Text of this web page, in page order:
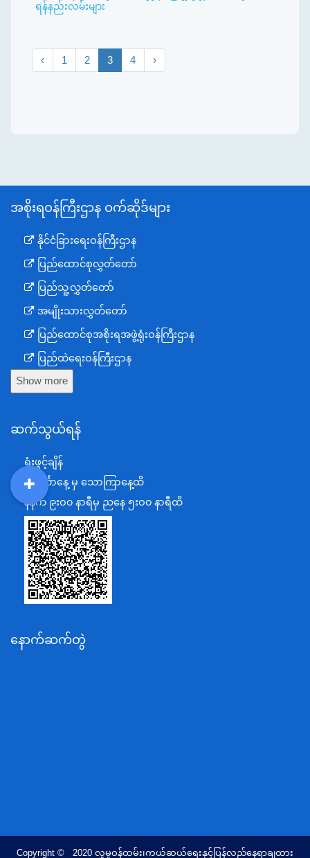
ရန်နည်းလမ်းများ
‹ 1 2 3 4 ›
အစိုးရဝန်ကြီးဌာန ဝက်ဆိုဒ်များ
နိုင်ငံခြားရေးဝန်ကြီးဌာန
ပြည်ထောင်စုလွှတ်တော်
ပြည်သူ့လွှတ်တော်
အမျိုးသားလွှတ်တော်
ပြည်ထောင်စုအစိုးရအဖွဲ့ရုံးဝန်ကြီးဌာန
ပြည်ထဲရေးဝန်ကြီးဌာန
ကာကွယ်ရေးဝန်ကြီးဌာန
စီမံကိန်း၊ဘဏ္ဍာရေးနှင့်စက်မှုဝန်ကြီးဌာန
အပြည်ပြည်ဆိုင်ရာပူးပေါင်းဆောင်ရွက်ရေးဝန်ကြီးဌာန
ပြန်ကြားရေးဝန်ကြီးဌာန
သာသနာရေးနှင့် ယဉ်ကျေးမှုဝန်ကြီးဌာန
စိုက်ပျိုးရေး၊မွေးမြူရေးနှင့်ဆည်မြောင်းဝန်ကြီးဌာန
ပို့ဆောင်ရေးနှင့်ဆက်သွယ်ရေးဝန်ကြီးဌာန
သယံဇာတနှင့်ပတ်ဝန်းကျင်ထိန်းသိမ်းရေးဝန်ကြီးဌာန
အလုပ်သမား၊လူဝင်မှုကြီးကြပ်ရေးနှင့်ပြည်သူ့အင်အား
တိုင်းရင်းသားလူမျိုးရေးရာဝန်ကြီးဌာန
Show more
ဆက်သွယ်ရန်
ရုံးဖွင့်ချိန်
တနင်္လာနေ့ မှ သောကြာနေ့ထိ
နံနက် ၉းဝ၀ နာရီမှ ညနေ ၅းဝ၀ နာရီထိ
နောက်ဆက်တွဲ
Copyright © 2020 လူမူဝန်ထမ်း၊ကယ်ဆယ်ရေးနှင့်ပြန်လည်နေရာချထား
DDM